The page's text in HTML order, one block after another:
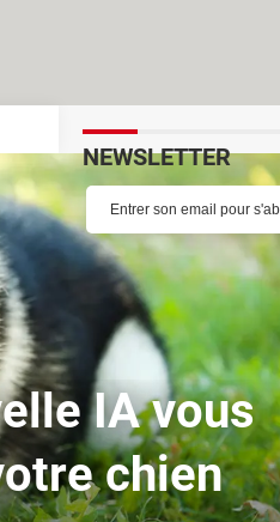
IA vous
chien
NEWSLETTER